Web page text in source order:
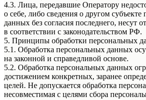
4.3. Лица, передавшие Оператору
о себе, либо сведения о другом субъекте
данных без согласия последнего, несут
в соответствии с законодательством РФ.
5. Принципы обработки персональных
5.1. Обработка персональных данных
на законной и справедливой основе.
5.2. Обработка персональных данных
достижением конкретных, заранее
целей. Не допускается обработка
несовместимая с целями сбора